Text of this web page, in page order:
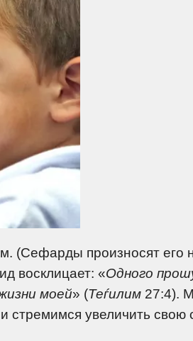
(Сефарды произносят его
восклицает: «Одного
моей» (Теѓилим 27:4).
увеличить свою